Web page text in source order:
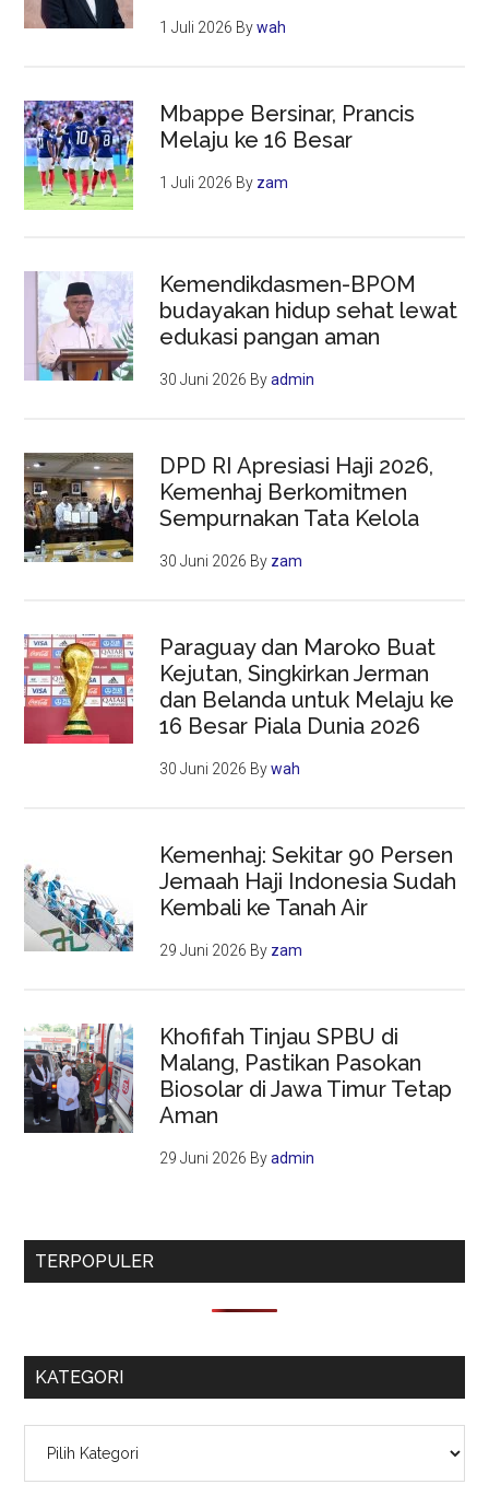
1 Juli 2026 Bywah
Mbappe Bersinar, Prancis
Melaju ke 16 Besar
1 Juli 2026 By zam
Kemendikdasmen-BPOM
budayakan hidup sehat lewat
edukasi pangan aman
30 Juni 2026 Byadmin
DPD RI Apresiasi Haji 2026,
Kemenhaj Berkomitmen
Sempurnakan Tata Kelola
30 Juni 2026 By zam
Paraguay dan Maroko Buat
Kejutan, Singkirkan Jerman
dan Belanda untuk Melaju ke
16 Besar Piala Dunia 2026
30 Juni 2026 Bywah
Kemenhaj: Sekitar 90 Persen
Jemaah Haji Indonesia Sudah
Kembali ke Tanah Air
29 Juni 2026 By zam
Khofifah Tinjau SPBU di
Malang, Pastikan Pasokan
Biosolar di Jawa Timur Tetap
Aman
29 Juni 2026 Byadmin
TERPOPULER
KATEGORI